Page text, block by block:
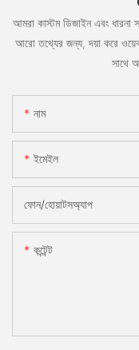
আমরা কাস্টম ডিজাইন এবং ধারনা
আরো তথ্যের জন্য, দয়া করে
সাথে
নাম
ইমেইল
ফোন/হোয়াটসঅ্যাপ
কন্টেন্ট